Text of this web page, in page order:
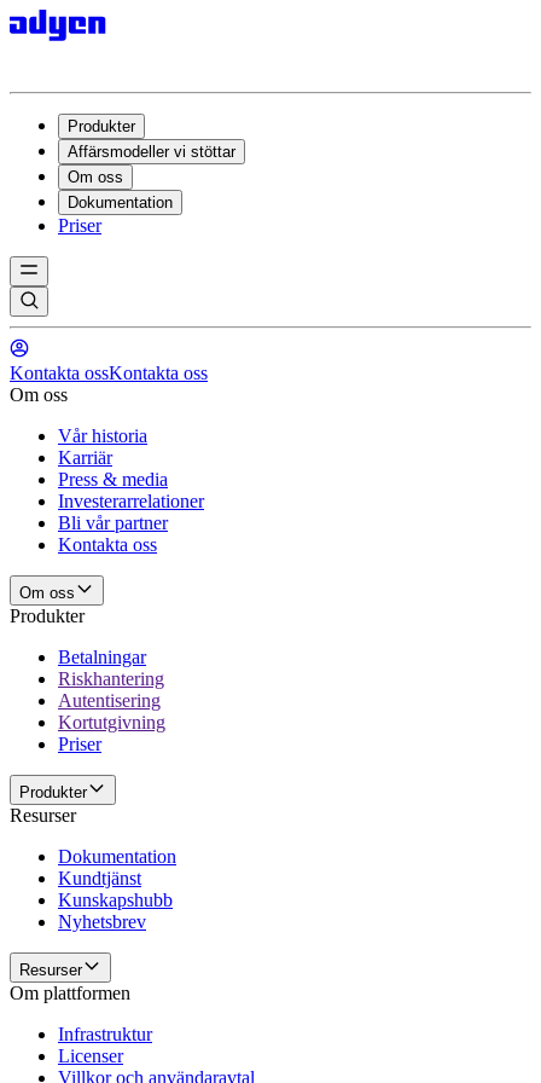
Produkter
Affärsmodeller vi stöttar
Om oss
Dokumentation
Priser
Kontakta ossKontakta oss
Om oss
Vår historia
Karriär
Press & media
Investerarrelationer
Bli vår partner
Kontakta oss
Om oss
Produkter
Betalningar
Riskhantering
Autentisering
Kortutgivning
Priser
Produkter
Resurser
Dokumentation
Kundtjänst
Kunskapshubb
Nyhetsbrev
Resurser
Om plattformen
Infrastruktur
Licenser
Villkor och användaravtal